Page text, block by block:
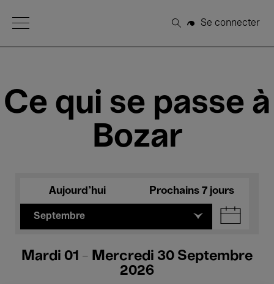
Open Menu
Rechercher
Se connecter
Ce qui se passe à
Bozar
Aujourd'hui Prochains 7 jours
Septembre
Mardi 01 - Mercredi 30 Septembre
2026